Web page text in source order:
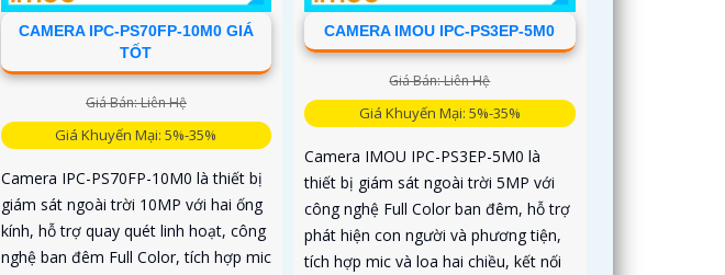
CAMERA IPC-PS70FP-10M0 GIÁ
TỐT
Giá Bán: Liên Hệ
Giá Khuyến Mại: 5%-35%
Camera IPC-PS70FP-10M0 là thiết bị
giám sát ngoài trời 10MP với hai ống
kính, hỗ trợ quay quét linh hoạt, công
nghệ ban đêm Full Color, tích hợp mic
CAMERA IMOU IPC-PS3EP-5M0
Giá Bán: Liên Hệ
Giá Khuyến Mại: 5%-35%
Camera IMOU IPC-PS3EP-5M0 là
thiết bị giám sát ngoài trời 5MP với
công nghệ Full Color ban đêm, hỗ trợ
phát hiện con người và phương tiện,
tích hợp mic và loa hai chiều, kết nối